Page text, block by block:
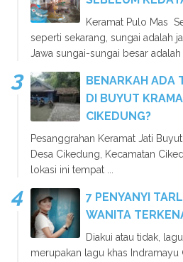
Keramat Pulo Mas
seperti sekarang, sungai adalah
Jawa sungai-sungai besar adalah
BENARKAH ADA
DI BUYUT
CIKEDUNG?
Pesanggrahan Keramat Jati
Desa Cikedung, Kecamatan
lokasi ini tempat ...
7 PENYANYI
WANITA
Diakui atau tidak,
merupakan lagu khas